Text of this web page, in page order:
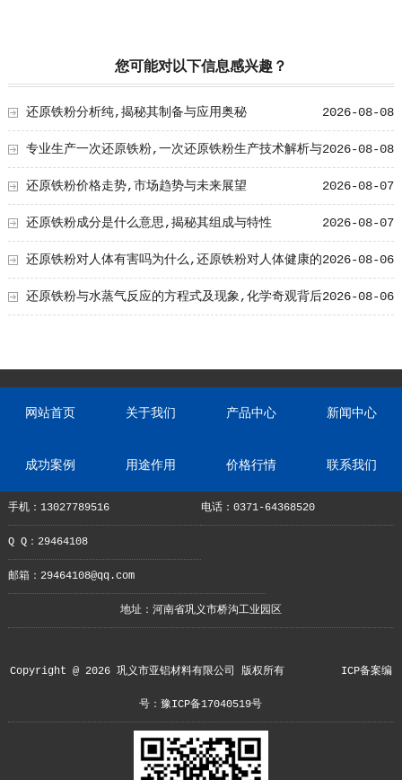
您可能对以下信息感兴趣？
2026-08-08
还原铁粉分析纯,揭秘其制备与应用奥秘
2026-08-08
专业生产一次还原铁粉,一次还原铁粉生产技术解析与
工艺创新 2026-08-07
还原铁粉价格走势,市场趋势与未来展望
2026-08-07
还原铁粉成分是什么意思,揭秘其组成与特性
2026-08-06
还原铁粉对人体有害吗为什么,还原铁粉对人体健康的
影响及原因解析 2026-08-06
还原铁粉与水蒸气反应的方程式及现象,化学奇观背后
网站首页 关于我们 产品中心 新闻中心
成功案例 用途作用 价格行情 联系我们
手机：13027789516 电话：0371-64368520
Q Q：29464108
邮箱：29464108@qq.com
地址：河南省巩义市桥沟工业园区
Copyright @ 2026 巩义市亚铝材料有限公司 版权所有 ICP备案编
号：豫ICP备17040519号